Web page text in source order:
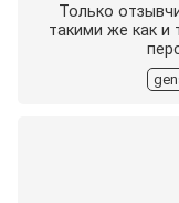
Только
такими же как